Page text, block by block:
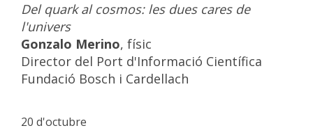
Del quark al cosmos: les dues cares de
l'univers
Gonzalo Merino, físic
Director del Port d'Informació Científica
Fundació Bosch i Cardellach
20 d'octubre